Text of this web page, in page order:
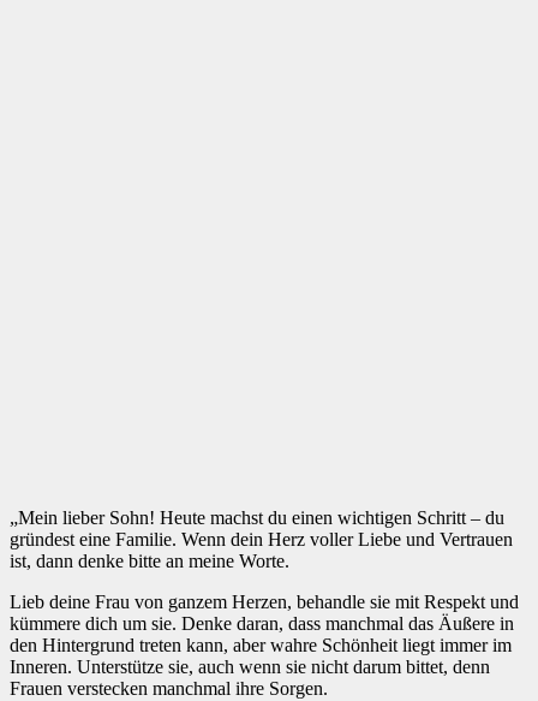
„Mein lieber Sohn! Heute machst du einen wichtigen Schritt – du
gründest eine Familie. Wenn dein Herz voller Liebe und Vertrauen
ist, dann denke bitte an meine Worte.
Lieb deine Frau von ganzem Herzen, behandle sie mit Respekt und
kümmere dich um sie. Denke daran, dass manchmal das Äußere in
den Hintergrund treten kann, aber wahre Schönheit liegt immer im
Inneren. Unterstütze sie, auch wenn sie nicht darum bittet, denn
Frauen verstecken manchmal ihre Sorgen.